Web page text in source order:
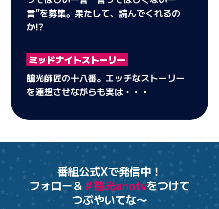
言”を募集。果たして、読んでくれるの
か!?
ミッドナイトストーリー
鶴光師匠の十八番。エッチなストーリー
を連想させながらも実は・・・
番組公式Xで発信中！
フォロー＆ ＃鶴光anntvをつけて
つぶやいてな〜